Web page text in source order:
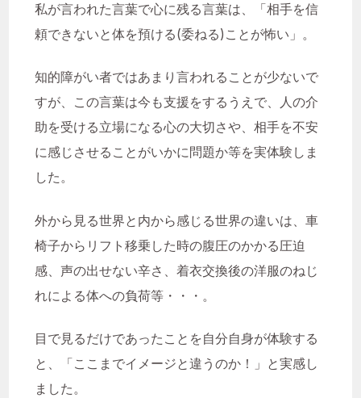
地域連携 夫婦で勤務 子ども
子どもの成長 安定 安心
実習 年間行事 支援制度
支援級 放課後等デイサービス
新卒 新棟 日中サービス支援型
未経験
栄養マネジメント 栄養管理
特別支援学校 理学療法士
生活支援員 生産活動 療育
相談支援員 相談支援専門員
相談支援業務
私が言われた言葉で心に残る言葉は、「相手を信
頼できないと体を預ける(委ねる)ことが怖い」。
知的障がい者ではあまり言われることが少ないで
すが、この言葉は今も支援をするうえで、人の介
助を受ける立場になる心の大切さや、相手を不安
に感じさせることがいかに問題か等を実体験しま
した。
外から見る世界と内から感じる世界の違いは、車
椅子からリフト移乗した時の腹圧のかかる圧迫
感、声の出せない辛さ、着衣交換後の洋服のねじ
れによる体への負荷等・・・。
目で見るだけであったことを自分自身が体験する
と、「ここまでイメージと違うのか！」と実感し
ました。